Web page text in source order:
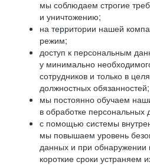
мы соблюдаем строгие
и уничтожению;
на территории нашей
режим;
доступ к персональным
у минимально
сотрудников и только в
должностных обязанностей;
мы постоянно обучаем
в обработке персональных
с помощью системы
мы повышаем уровень
данных и при обнаружении
короткие сроки устраняем